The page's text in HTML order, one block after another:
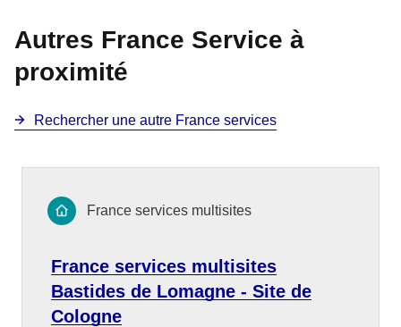
Autres France Service à
proximité
Rechercher une autre France services
France services multisites
Bastides de Lomagne - Site de
Cologne
France services multisites